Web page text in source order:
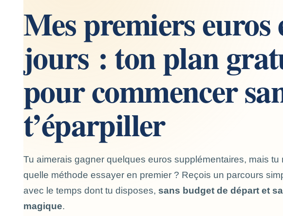
Mes premiers euros
jours : ton plan
pour commencer
t’éparpiller
Tu aimerais gagner quelques euros supplémentaires, mais tu
quelle méthode essayer en premier ? Reçois un parcours
avec le temps dont tu disposes, sans budget de départ et
magique.